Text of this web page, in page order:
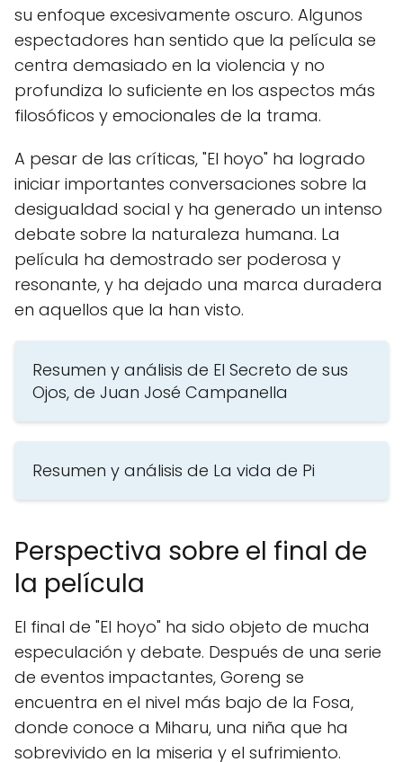
su enfoque excesivamente oscuro. Algunos
espectadores han sentido que la película se
centra demasiado en la violencia y no
profundiza lo suficiente en los aspectos más
filosóficos y emocionales de la trama.
A pesar de las críticas, "El hoyo" ha logrado
iniciar importantes conversaciones sobre la
desigualdad social y ha generado un intenso
debate sobre la naturaleza humana. La
película ha demostrado ser poderosa y
resonante, y ha dejado una marca duradera
en aquellos que la han visto.
Resumen y análisis de El Secreto de sus
Ojos, de Juan José Campanella
Resumen y análisis de La vida de Pi
Perspectiva sobre el final de
la película
El final de "El hoyo" ha sido objeto de mucha
especulación y debate. Después de una serie
de eventos impactantes, Goreng se
encuentra en el nivel más bajo de la Fosa,
donde conoce a Miharu, una niña que ha
sobrevivido en la miseria y el sufrimiento.
CERRAR